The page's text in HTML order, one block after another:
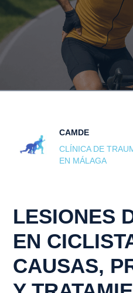
CAMDE
CLÍNICA DE
EN MÁLAGA
LESIONES
EN
CAUSAS,